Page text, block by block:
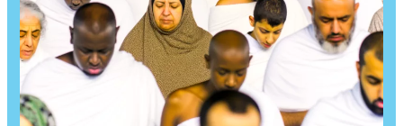
immersion
spirituelle
pour
comprendre
le
Coran